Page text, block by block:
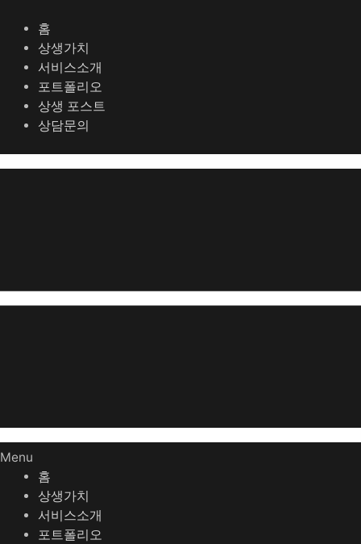
홈
상생가치
서비스소개
포트폴리오
상생 포스트
상담문의
Menu
홈
상생가치
서비스소개
포트폴리오